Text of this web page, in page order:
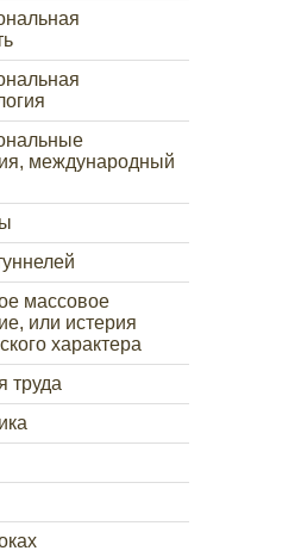
международный
массовое
или истерия
характера
труда